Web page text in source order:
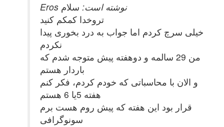
Eros نوشته است: سلام
تروخدا کمکم کنید
خیلی سرچ کردم اما جواب به درد بخوری پیدا
نکردم
من 29 سالمه و دوهفته پیش متوجه شدم که
باردار هستم
و الان با محاسباتی که خودم کردم، فکر کنم
هفته 5یا 6 هستم
قرار بود این هفته که پیش روم هست برم
سونوگرافی